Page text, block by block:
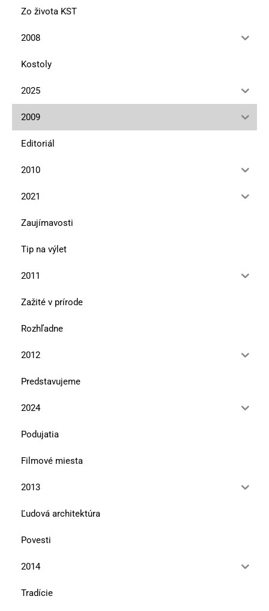
Zo života KST
2008
Kostoly
2025
2009
Editoriál
2010
2021
Zaujímavosti
Tip na výlet
2011
Zažité v prírode
Rozhľadne
2012
Predstavujeme
2024
Podujatia
Filmové miesta
2013
Ľudová architektúra
Povesti
2014
Tradície